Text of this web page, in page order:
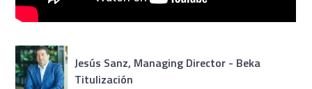
Jesús Sanz, Managing Director - Beka
Titulización